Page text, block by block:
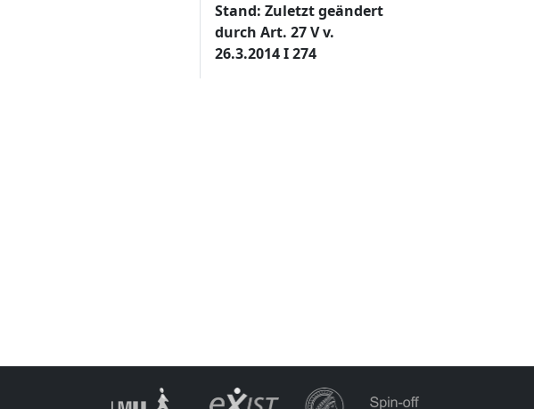
Stand: Zuletzt geändert
durch Art. 27 V v.
26.3.2014 I 274